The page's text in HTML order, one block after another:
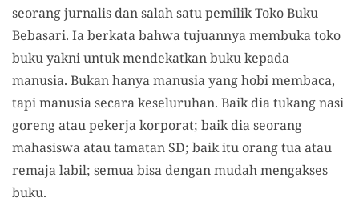
seorang jurnalis dan salah satu pemilik Toko Buku
Bebasari. Ia berkata bahwa tujuannya membuka toko
buku yakni untuk mendekatkan buku kepada
manusia. Bukan hanya manusia yang hobi membaca,
tapi manusia secara keseluruhan. Baik dia tukang nasi
goreng atau pekerja korporat; baik dia seorang
mahasiswa atau tamatan SD; baik itu orang tua atau
remaja labil; semua bisa dengan mudah mengakses
buku.